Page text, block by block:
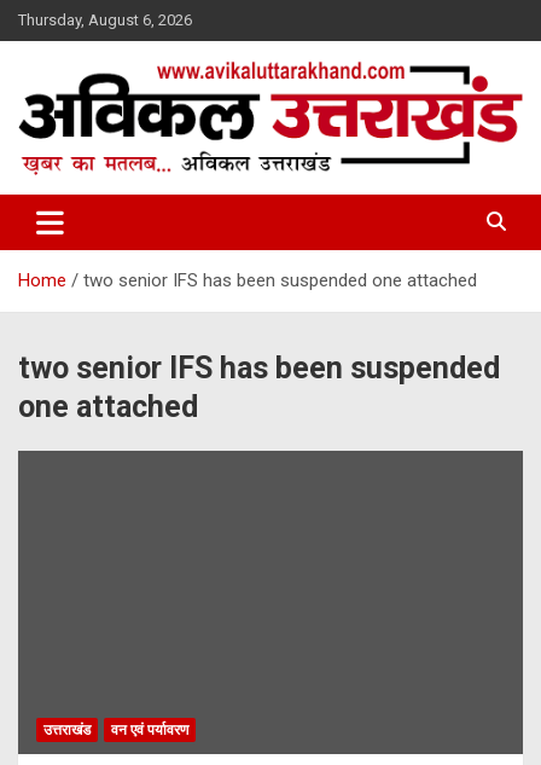
Skip
to
Thursday, August 6, 2026
Avikal Uttarakhand
Home two senior IFS has been suspended one attached
two senior IFS has been suspended
one attached
उत्तराखंड वन एवं पर्यावरण